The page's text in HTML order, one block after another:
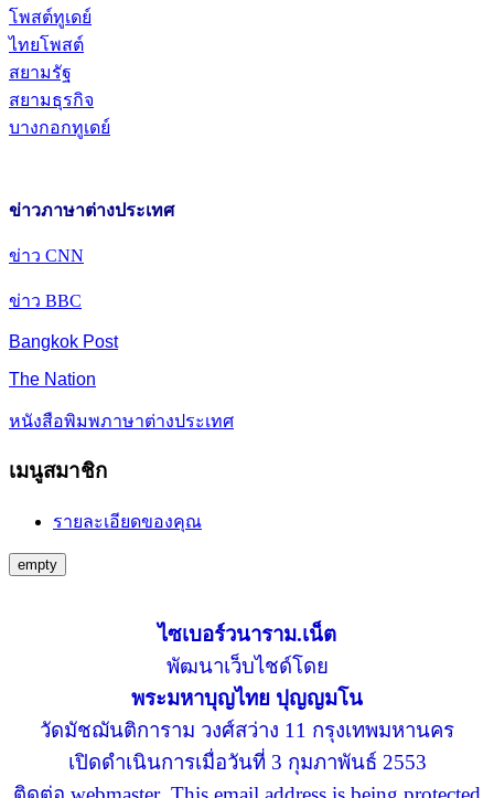
โพสต์ทูเดย์
ไทยโพสต์
สยามรัฐ
สยามธุรกิจ
บางกอกทูเดย์
ข่าวภาษาต่างประเทศ
ข่าว CNN
ข่าว BBC
Bangkok Post
The Nation
หนังสือพิมพภาษาต่างประเทศ
เมนูสมาชิก
รายละเอียดของคุณ
empty
ไซเบอร์วนาราม.เน็ต
พัฒนาเว็บไชด์โดย
พระมหาบุญไทย ปุญญมโน
วัดมัชฌันติการาม วงศ์สว่าง 11 กรุงเทพมหานคร
เปิดดำเนินการเมื่อวันที่ 3 กุมภาพันธ์ 2553